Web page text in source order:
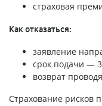
страховая
Как отказаться:
заявление
срок подачи —
возврат
Страхование рисков